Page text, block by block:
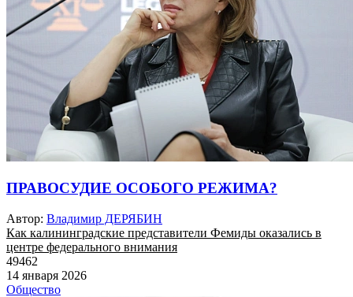
ПРАВОСУДИЕ ОСОБОГО РЕЖИМА?
Автор: Владимир ДЕРЯБИН
Как калининградские представители Фемиды оказались в
центре федерального внимания
49462
14 января 2026
Общество